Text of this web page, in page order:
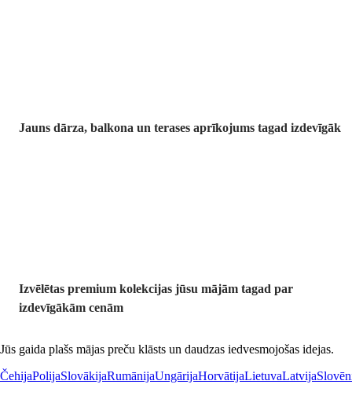
Jauns dārza, balkona un terases aprīkojums tagad izdevīgāk
Izvēlētas premium kolekcijas jūsu mājām tagad par
izdevīgākām cenām
Jūs gaida plašs mājas preču klāsts un daudzas iedvesmojošas idejas.
ČehijaPolijaSlovākijaRumānijaUngārijaHorvātijaLietuvaLatvija